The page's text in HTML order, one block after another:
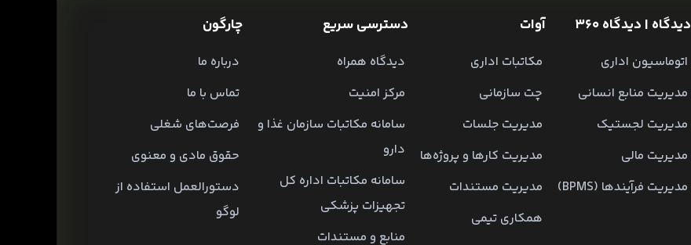
دیدگاه | دیدگاه 360
اتوماسیون اداری
مدیریت منابع انسانی
مدیریت لجستیک
مدیریت مالی
مدیریت فرآیندها (BPMS)
آوات
مکاتبات اداری
چت سازمانی
مدیریت جلسات
مدیریت کارها و پروژه‌ها
مدیریت مستندات
همکاری تیمی
دسترسی سریع
دیدگاه همراه
مرکز امنیت
سامانه مکاتبات سازمان غذا و
دارو
سامانه مکاتبات اداره کل
تجهیزات پزشکی
منابع و مستندات
چارگون
درباره ما
تماس با ما
فرصت‌های شغلی
حقوق مادی و معنوی
دستورالعمل استفاده از
لوگو